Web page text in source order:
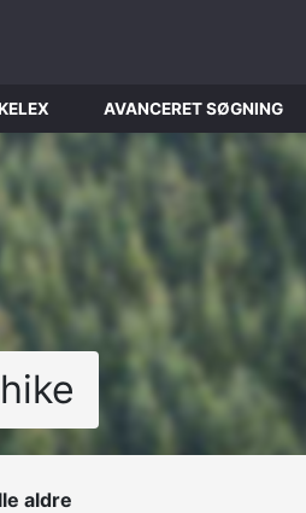
AVANCERET SØGNING
aldre